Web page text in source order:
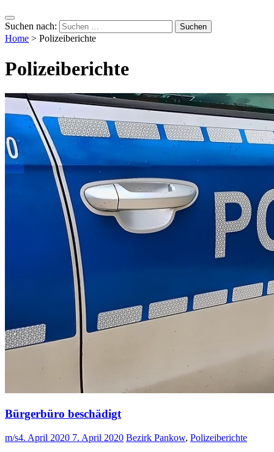
Suchen nach:
Home > Polizeiberichte
Polizeiberichte
Bürgerbüro beschädigt
m/s4. April 2020 7. April 2020 Bezirk Pankow, Polizeiberichte